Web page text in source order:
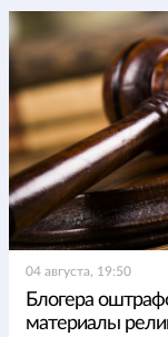
04 августа, 19:50
Блогера
материалы